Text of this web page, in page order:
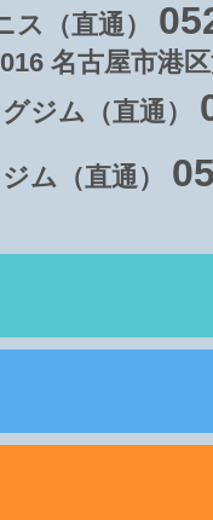
ス（直通）
名古屋市港
ジム（直通）
ム（直通）